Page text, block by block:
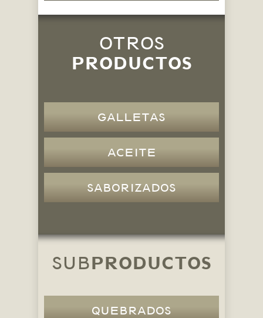
OTROS
PRODUCTOS
GALLETAS
ACEITE
SABORIZADOS
SUBPRODUCTOS
QUEBRADOS